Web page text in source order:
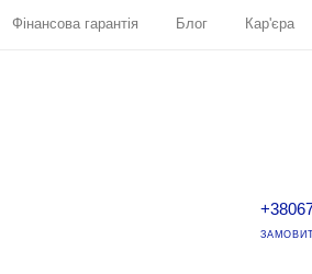
Фінансова гарантія Блог Кар'єра